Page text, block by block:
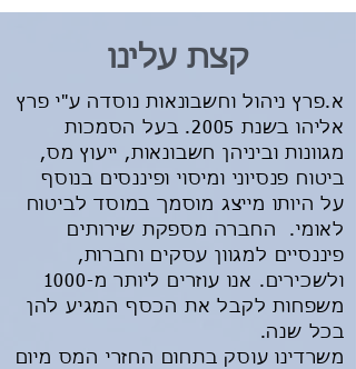
קצת עלינו
א.פרץ ניהול וחשבונאות נוסדה ע"י פרץ
אליהו בשנת 2005. בעל הסמכות
מגוונות וביניהן חשבונאות, ייעוץ מס,
ביטוח פנסיוני ומיסוי ופיננסים בנוסף
על היותו מייצג מוסמך במוסד לביטוח
לאומי. החברה מספקת שירותים
פיננסיים למגוון עסקים וחברות,
ולשכירים. אנו עוזרים ליותר מ-1000
משפחות לקבל את הכסף המגיע להן
בכל שנה.
משרדינו עוסק בתחום החזרי המס מיום